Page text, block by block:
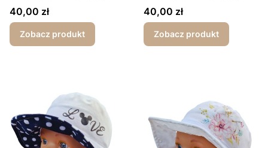
łabędź różowy
Cena
40,00 zł
Zobacz produkt
łabędź biały
Cena
40,00 zł
Zobacz produkt